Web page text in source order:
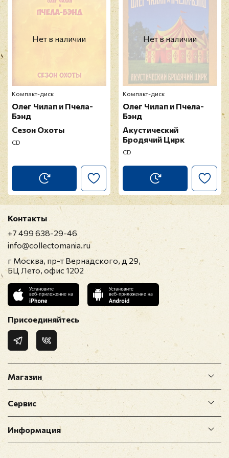
Прикрепить фото
Оставить отзыв
Перед публикацией отзывы проходят
модерацию
Нет в наличии
Компакт-диск
Олег Чилап и Пчела-
Бэнд
Сезон Охоты
CD
Нет в наличии
Компакт-диск
Олег Чилап и Пчела-
Бэнд
Акустический
Бродячий Цирк
CD
Магазин
Сервис
Информация
Контакты
+7 499 638-29-46
info@collectomania.ru
г Москва, пр-т Вернадского, д 29,
БЦ Лето, офис 1202
Присоединяйтесь